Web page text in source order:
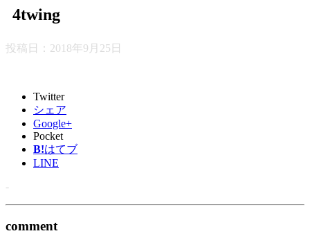
4twing
投稿日： 2018年9月25日
Twitter
シェア
Google+
Pocket
B!はてブ
LINE
-
comment